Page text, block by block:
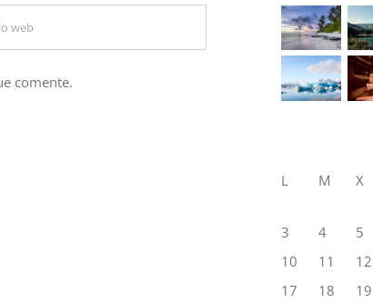
comente.
L
M X
3
4 5
10
11 12
17
18 19